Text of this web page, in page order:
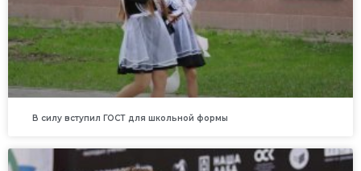
В силу вступил ГОСТ для школьной формы